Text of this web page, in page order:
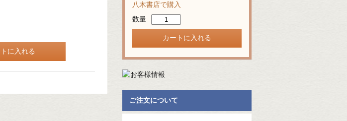
八木書店で購入
数量
ご注文について